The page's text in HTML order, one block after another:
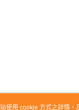
使用 cookie 方式之詳情